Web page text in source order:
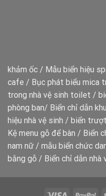
khảm ốc / Mẫu biển hiệu
cafe / Bục phát biểu mica
trong nhà vệ sinh toilet /
phòng ban/ Biển chỉ dẫn
hiệu nhà vệ sinh / biển
Kệ menu gỗ để bàn / Biển
nam nữ / mẫu biển chức
bằng gỗ / Biển chỉ dẫn